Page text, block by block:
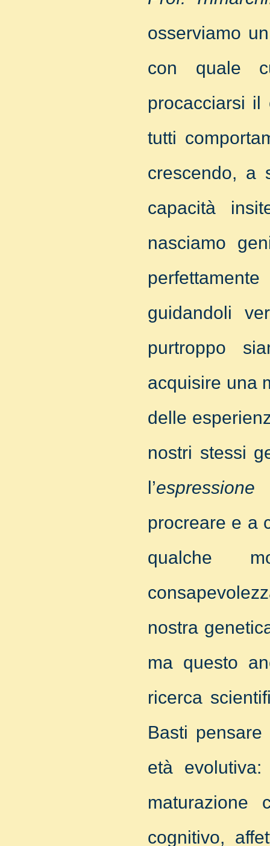
osserviamo
con quale
procacciarsi il
tutti
crescendo, a
capacità
nasciamo
guidandoli
purtroppo
acquisire una
delle
nostri stessi
l’espressione
procreare e a
qualche
nostra
ma questo
ricerca
Basti
età
maturazione
cognitivo,